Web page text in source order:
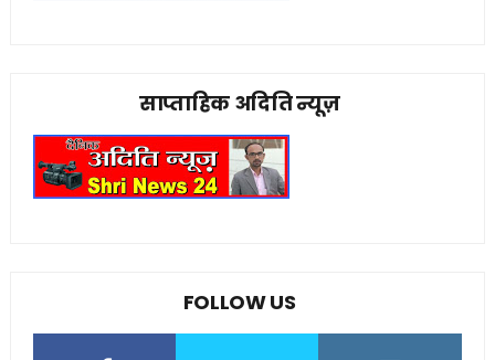
साप्ताहिक अदिति न्यूज़
FOLLOW US